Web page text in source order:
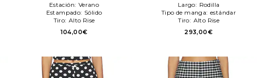
Estación: Verano
Estampado: Sólido
Tiro: Alto Rise
104,00€
Largo: Rodilla
Tipo de manga: estándar
Tiro: Alto Rise
293,00€